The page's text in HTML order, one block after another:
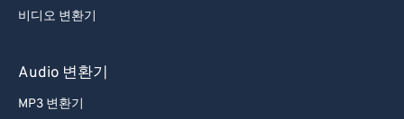
비디오 변환기
Audio 변환기
MP3 변환기